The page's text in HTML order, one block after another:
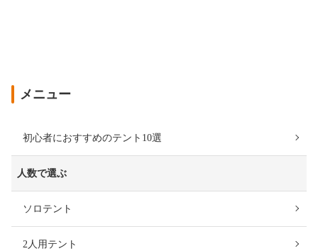
メニュー
初心者におすすめのテント10選
人数で選ぶ
ソロテント
2人用テント